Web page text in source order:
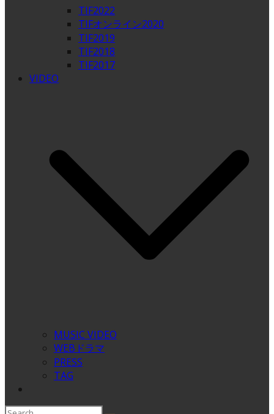
TIF2022
TIFオンライン2020
TIF2019
TIF2018
TIF2017
VIDEO
MUSIC VIDEO
WEBドラマ
PRESS
TAG